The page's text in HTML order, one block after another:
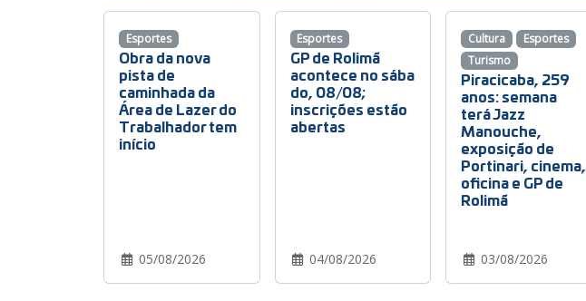
Obra da nova
pista de
caminhada da
Área de Lazer do
Trabalhador tem
início
05/08/2026
Esportes
GP de Rolimã
acontece no sába
do, 08/08;
inscrições estão
abertas
04/08/2026
Esportes
Piracicaba, 259
anos: semana
terá Jazz
Manouche,
exposição de
Portinari, cinema,
oficina e GP de
Rolimã
03/08/2026
Cultura
Esportes
Turismo